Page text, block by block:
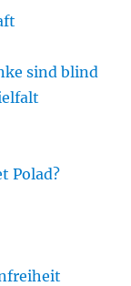
sind blind
Polad?